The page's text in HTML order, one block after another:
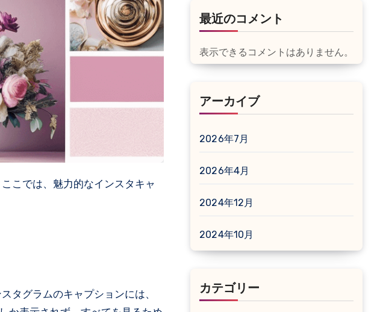
タグラムのキャプションには、
最近のコメント
表示できるコメントはありません。
アーカイブ
2026年7月
2026年4月
2024年12月
2024年10月
カテゴリー